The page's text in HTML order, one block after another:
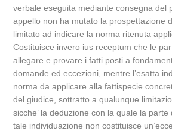
verbale eseguita mediante consegna del
appello non ha mutato la prospettazione
limitato ad indicare la norma ritenuta
Costituisce invero ius receptum che le
allegare e provare i fatti posti a
domande ed eccezioni, mentre l’esatta
norma da applicare alla fattispecie
del giudice, sottratto a qualunque
sicche’ la deduzione con la quale la parte
tale individuazione non costituisce